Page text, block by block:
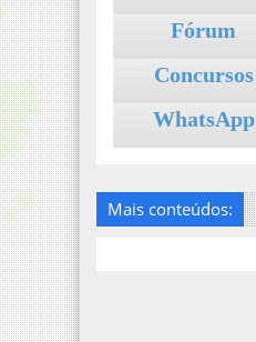
Fórum
Concursos
WhatsApp
Mais conteúdos: